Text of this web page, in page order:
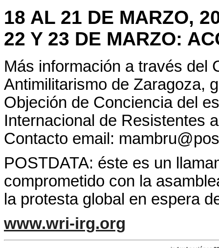
18 AL 21 DE MARZO,
22 Y 23 DE MARZO:
Más información a través del
Antimilitarismo de Zaragoza,
Objeción de Conciencia del
Internacional de Resistentes
Contacto email:
POSTDATA: éste es un
comprometido con la
la protesta global en espera
www.wri-irg.org